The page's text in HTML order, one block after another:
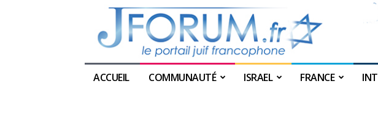
ACCUEIL COMMUNAUTÉ ISRAEL FRANCE